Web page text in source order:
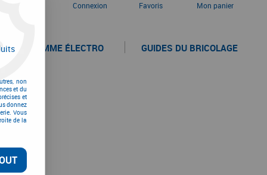
Connexion Favoris Mon panier
LA GAMME ÉLECTRO GUIDES DU BRICOLAGE
non
et du
et
donnez
Vous
de la